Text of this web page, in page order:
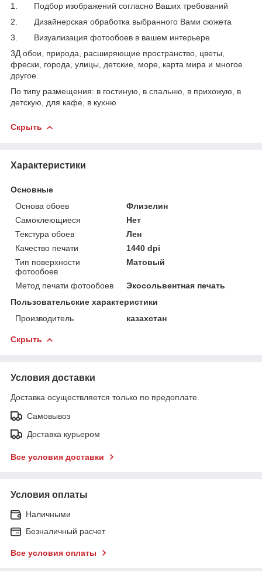
1. Подбор изображений согласно Ваших требований
2. Дизайнерская обработка выбранного Вами сюжета
3. Визуализация фотообоев в вашем интерьере
3Д обои, природа, расширяющие пространство, цветы,
фрески, города, улицы, детские, море, карта мира и многое
другое.
По типу размещения: в гостиную, в спальню, в прихожую, в
детскую, для кафе, в кухню
Скрыть
Характеристики
Основные
Основа обоев
Флизелин
Самоклеющиеся
Нет
Текстура обоев
Лен
Качество печати
1440 dpi
Тип поверхности
фотообоев
Матовый
Метод печати фотообоев
Экосольвентная печать
Пользовательские характеристики
Производитель
казахстан
Скрыть
Условия доставки
Доставка осуществляется только по предоплате.
Самовывоз
Доставка курьером
Все условия доставки
Условия оплаты
Наличными
Безналичный расчет
Все условия оплаты